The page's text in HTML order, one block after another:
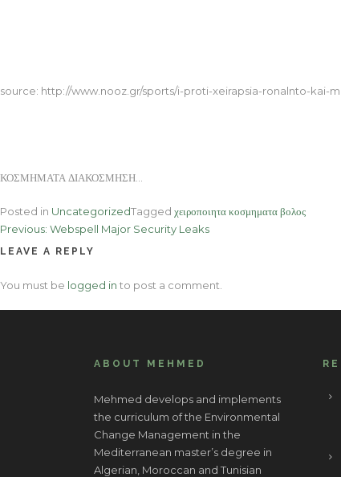
source: http://www.nooz.gr/sports/i-proti-xeirapsia-ronalnto-kai-
ΚΟΣΜΗΜΑΤΑ ΔΙΑΚΟΣΜΗΣΗ…
Posted in UncategorizedTagged χειροποιητα κοσμηματα βολος
Post
navigation
Previous: Webspell Major Security Leaks
LEAVE A REPLY
You must be logged in to post a comment.
ABOUT MEHMED
Mehmed develops and implements
the curriculum of the Environmental
Change Management in the
Mediterranean master’s degree in
Algerian, Moroccan and Tunisian